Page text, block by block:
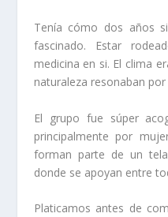
Tenía cómo dos años
fascinado. Estar
medicina en si. El clima
naturaleza resonaban
El grupo fue súper
principalmente por
forman parte de un
donde se apoyan entre
Platicamos antes de